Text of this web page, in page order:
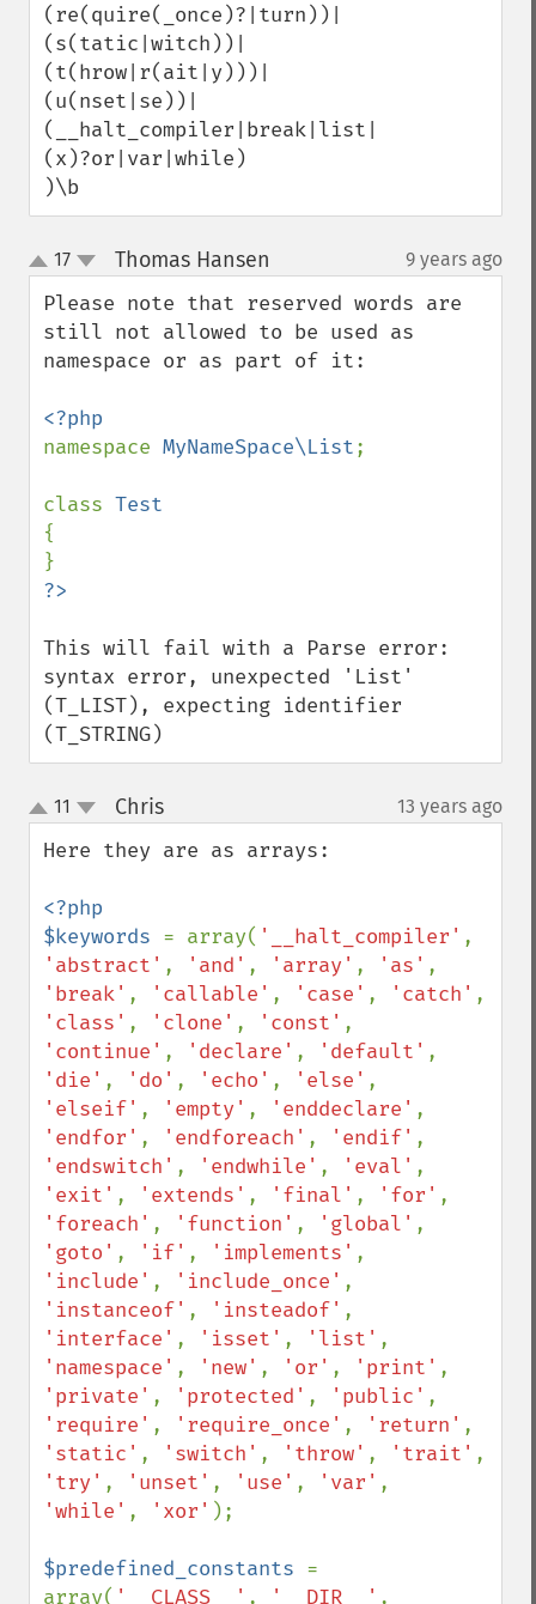
(re(quire(_once)?|turn))|
(s(tatic|witch))|
(t(hrow|r(ait|y)))|
(u(nset|se))|
(__halt_compiler|break|list|
(x)?or|var|while)
)\b
up
down
17 Thomas Hansen 9 years ago
Please note that reserved words are
still not allowed to be used as
namespace or as part of it:
namespace MyNameSpace\List;
class
{
This will fail with a Parse error:
syntax error, unexpected 'List'
(T_LIST), expecting identifier
(T_STRING)
up
down
11 Chris¶ 13 years ago
Here they are as arrays:
<?php
$keywords = array( '__halt_compiler'
'abstract' , 'and' , 'array' , 'as'
'break' , 'callable' , 'case' , 'catch'
'class' , 'clone' , 'const'
'continue' , 'declare' , 'default'
'die' , 'do' , 'echo' , 'else'
'elseif' , 'empty' , 'enddeclare'
'endfor' , 'endforeach' , 'endif'
'endswitch' , 'endwhile' , 'eval'
'exit' , 'extends' , 'final' , 'for'
'foreach' , 'function' , 'global'
'goto' , 'if' , 'implements'
'include' , 'include_once'
'instanceof' , 'insteadof'
'interface' , 'isset' , 'list'
'namespace' , 'new' , 'or' , 'print'
'private' , 'protected' , 'public'
'require' , 'require_once' , 'return'
'static' , 'switch' , 'throw' , 'trait'
'try' , 'unset' , 'use' , 'var'
'while' , 'xor' );
$predefined_constants =
array( '__CLASS__' , '__DIR__'